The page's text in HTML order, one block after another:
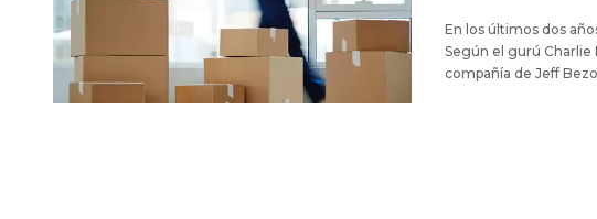
En los últimos dos
Según el gurú Charlie
compañía de Jeff